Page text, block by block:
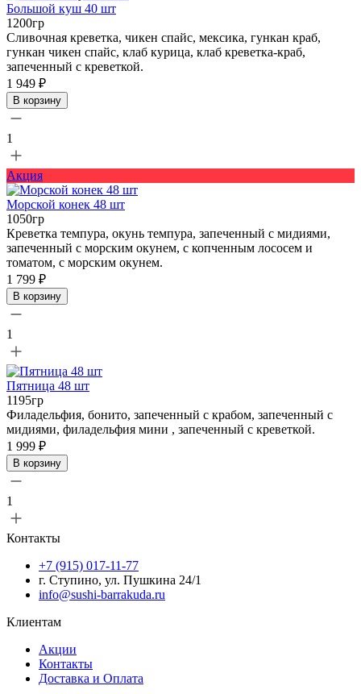
Большой куш 40 шт
1200гр
Сливочная креветка, чикен спайс, мексика, гункан краб,
гункан чикен спайс, клаб курица, клаб креветка-краб,
запеченный с креветкой.
1 949 ₽
В корзину
1
Акция
Морской конек 48 шт
1050гр
Креветка темпура, окунь темпура, запеченный с мидиями,
запеченный с морским окунем, с копченным лососем и
томатом, с морским окунем.
1 799 ₽
В корзину
1
Пятница 48 шт
1195гр
Филадельфия, бонито, запеченный с крабом, запеченный с
мидиями, филадельфия мини , запеченный с креветкой.
1 999 ₽
В корзину
1
Контакты
+7 (915) 017-11-77
г. Ступино, ул. Пушкина 24/1
info@sushi-barrakuda.ru
Клиентам
Акции
Контакты
Доставка и Оплата